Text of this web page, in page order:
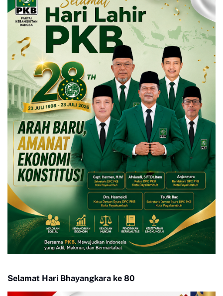
Selamat Hari Bhayangkara ke 80